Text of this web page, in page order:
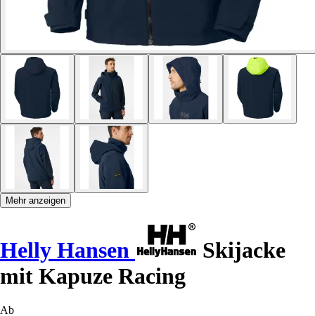
Mehr anzeigen
Helly Hansen
Skijacke
mit Kapuze Racing
Ab